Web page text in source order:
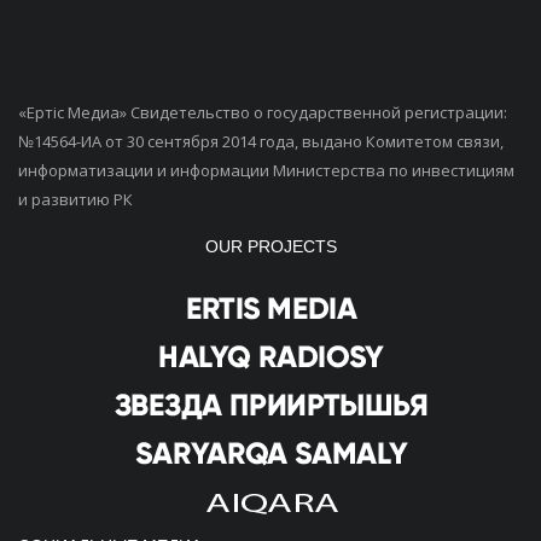
«Ертiс Медиа» Свидетельство о государственной регистрации:
№14564-ИА от 30 сентября 2014 года, выдано Комитетом связи,
информатизации и информации Министерства по инвестициям
и развитию РК
OUR PROJECTS